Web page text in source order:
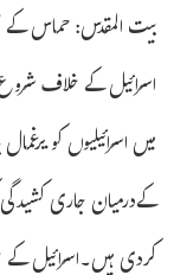
بیت المقدس: حماس
اسرائیل کے خلاف
میں اسرائیلیوں کو
کےدرمیان جاری